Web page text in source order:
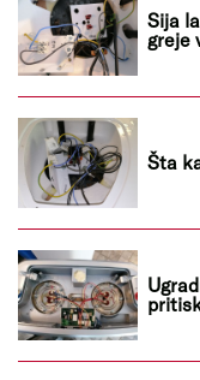
Sija
greje
Šta